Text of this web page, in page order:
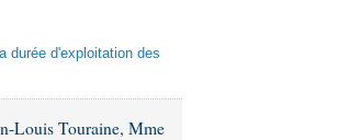
durée d'exploitation des
Louis Touraine, Mme